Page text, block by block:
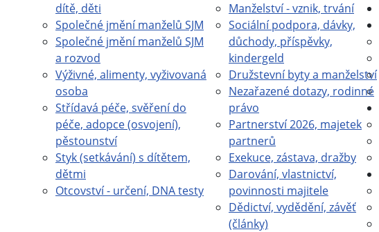
dítě, děti
Společné jmění manželů SJM
Společné jmění manželů SJM
a rozvod
Výživné, alimenty, vyživovaná
osoba
Střídavá péče, svěření do
péče, adopce (osvojení),
pěstounství
Styk (setkávání) s dítětem,
dětmi
Otcovství - určení, DNA testy
Manželství - vznik, trvání
Sociální podpora, dávky,
důchody, příspěvky,
kindergeld
Družstevní byty a manželství
Nezařazené dotazy, rodinné
právo
Partnerství 2026, majetek
partnerů
Exekuce, zástava, dražby
Darování, vlastnictví,
povinnosti majitele
Dědictví, vydědění, závěť
(články)